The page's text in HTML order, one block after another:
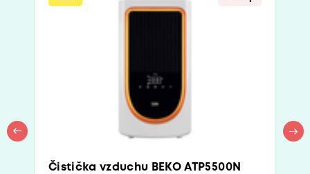
Čistička vzduchu BEKO ATP5500N